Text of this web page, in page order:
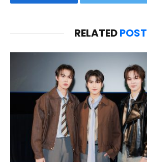
Facebook Twitter
RELATED